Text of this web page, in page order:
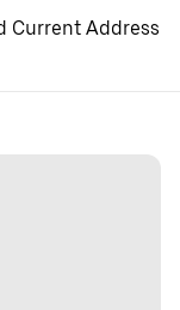
Current Address